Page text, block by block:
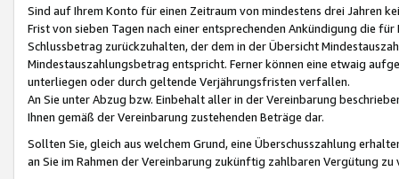
Sind auf Ihrem Konto für einen Zeitraum von mindestens drei Jahren
Frist von sieben Tagen nach einer entsprechenden Ankündigung die
Schlussbetrag zurückzuhalten, der dem in der Übersicht
Mindestauszahlungsbetrag entspricht. Ferner können eine etwaig
unterliegen oder durch geltende Verjährungsfristen verfallen.
An Sie unter Abzug bzw. Einbehalt aller in der Vereinbarung
Ihnen gemäß der Vereinbarung zustehenden Beträge dar.
Sollten Sie, gleich aus welchem Grund, eine Überschusszahlung
an Sie im Rahmen der Vereinbarung zukünftig zahlbaren Vergütung zu